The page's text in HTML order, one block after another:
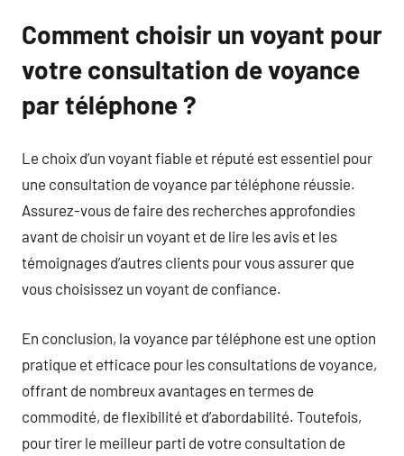
Comment choisir un voyant pour
votre consultation de voyance
par téléphone ?
Le choix d’un voyant fiable et réputé est essentiel pour
une consultation de voyance par téléphone réussie.
Assurez-vous de faire des recherches approfondies
avant de choisir un voyant et de lire les avis et les
témoignages d’autres clients pour vous assurer que
vous choisissez un voyant de confiance.
En conclusion, la voyance par téléphone est une option
pratique et efficace pour les consultations de voyance,
offrant de nombreux avantages en termes de
commodité, de flexibilité et d’abordabilité. Toutefois,
pour tirer le meilleur parti de votre consultation de